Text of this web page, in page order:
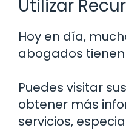
Utilizar
Hoy en día,
abogados
Puedes visitar
obtener más
servicios,